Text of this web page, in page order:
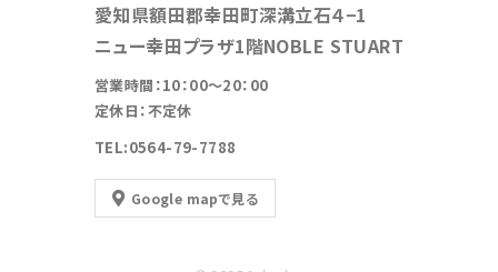
愛知県額田郡幸田町深溝立石４−1
ニュー幸田プラザ1階NOBLE STUART
営業時間：10：00～20：00
定休日：不定休
TEL:0564-79-7788
Google mapで見る